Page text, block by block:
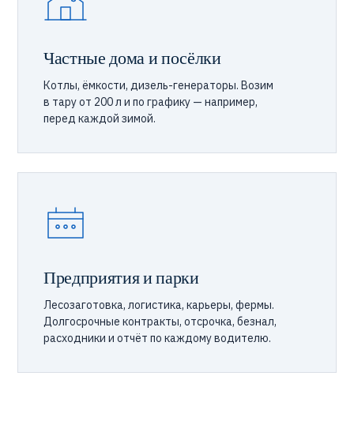
Частные дома и посёлки
Котлы, ёмкости, дизель-генераторы. Возим
в тару от 200 л и по графику — например,
перед каждой зимой.
Предприятия и парки
Лесозаготовка, логистика, карьеры, фермы.
Долгосрочные контракты, отсрочка, безнал,
расходники и отчёт по каждому водителю.